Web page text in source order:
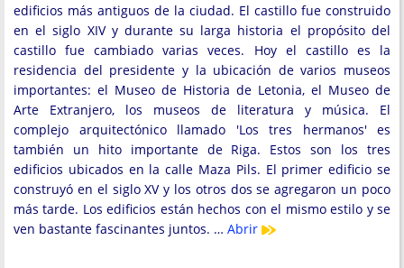
edificios más antiguos de la ciudad. El castillo fue construido
en el siglo XIV y durante su larga historia el propósito del
castillo fue cambiado varias veces. Hoy el castillo es la
residencia del presidente y la ubicación de varios museos
importantes: el Museo de Historia de Letonia, el Museo de
Arte Extranjero, los museos de literatura y música. El
complejo arquitectónico llamado 'Los tres hermanos' es
también un hito importante de Riga. Estos son los tres
edificios ubicados en la calle Maza Pils. El primer edificio se
construyó en el siglo XV y los otros dos se agregaron un poco
más tarde. Los edificios están hechos con el mismo estilo y se
ven bastante fascinantes juntos. … Abrir